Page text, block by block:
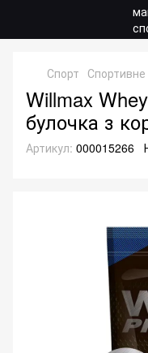
Спорт
Willmax
булочка з
Артикул: 000015266